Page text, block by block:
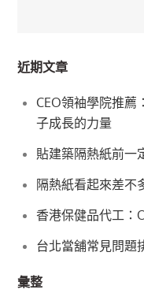
覽
近期文章
CEO領袖學院推薦
子成長的力量
貼建築隔熱紙前一
隔熱紙看起來差不
香港保健品代工：
台北當舖常見問題
彙整